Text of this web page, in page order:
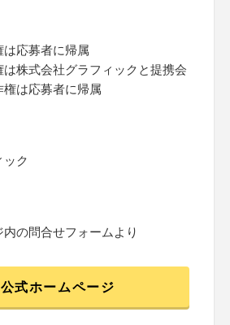
応募者に帰属
株式会社グラフィックと提携会
は応募者に帰属
ック
の問合せフォームより
公式ホームページ